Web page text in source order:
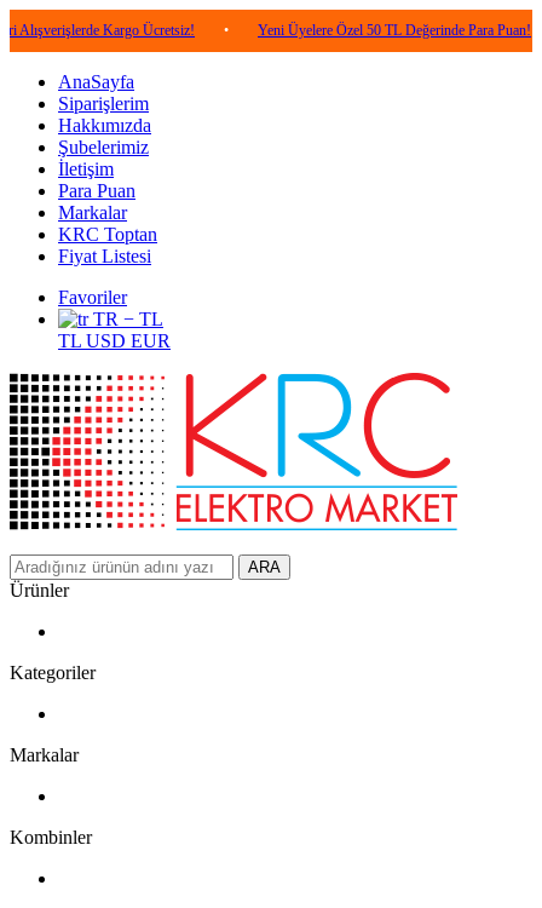
Kargo Ücretsiz! • Yeni Üyelere Özel 50 TL Değerinde Para Puan! •
AnaSayfa
Siparişlerim
Hakkımızda
Şubelerimiz
İletişim
Para Puan
Markalar
KRC Toptan
Fiyat Listesi
Favoriler
TR − TL
TL USD EUR
ARA
Ürünler
Kategoriler
Markalar
Kombinler